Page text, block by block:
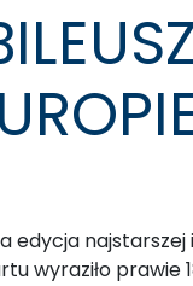
edycja
wyraziło prawie